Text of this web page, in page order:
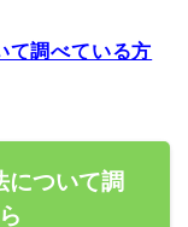
て調べている方
について調